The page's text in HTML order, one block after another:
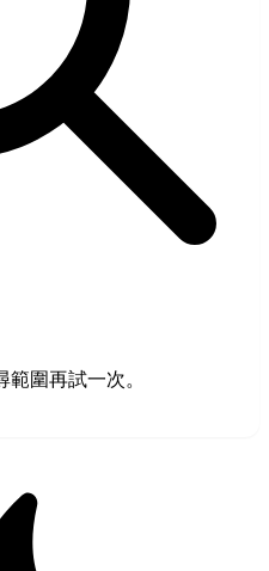
圍再試一次。